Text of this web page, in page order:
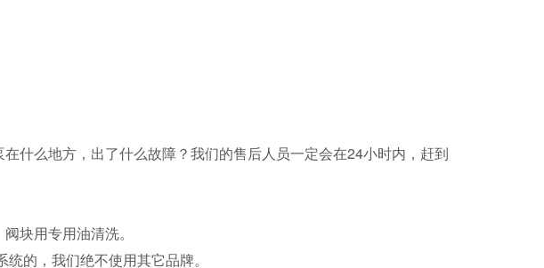
什么地方，出了什么故障？我们的售后人员一定会在24小时内，赶到
块用专用油清洗。
的，我们绝不使用其它品牌。